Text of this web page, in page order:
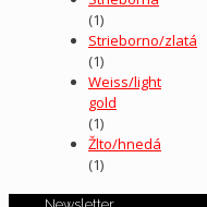
(1)
Strieborno/zlatá
(1)
Weiss/light
gold
(1)
Žlto/hnedá
(1)